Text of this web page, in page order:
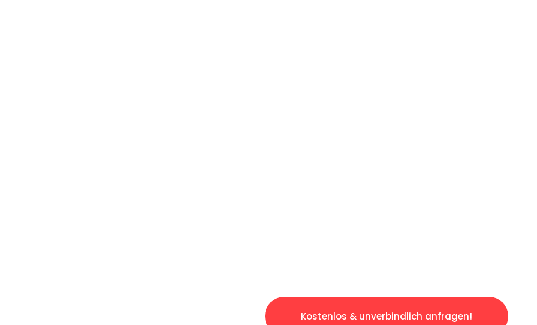
Kostenlos & unverbindlich anfragen!